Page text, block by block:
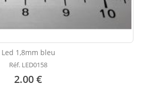
Led 1,8mm bleu
Réf. LED0158
2.00 €